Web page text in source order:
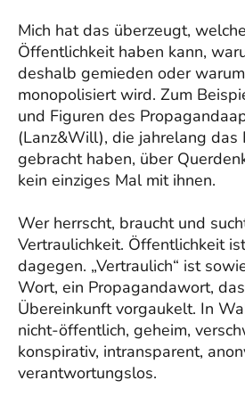
Mich hat das überzeugt,
Öffentlichkeit haben kann,
deshalb gemieden oder
monopolisiert wird. Zum
und Figuren des
(Lanz&Will), die jahrelang das
gebracht haben, über
kein einziges Mal mit ihnen.
Wer herrscht, braucht und
Vertraulichkeit. Öffentlichkeit
dagegen. „Vertraulich“ ist
Wort, ein Propagandawort,
Übereinkunft vorgaukelt. In
nicht-öffentlich, geheim,
konspirativ, intransparent,
verantwortungslos.